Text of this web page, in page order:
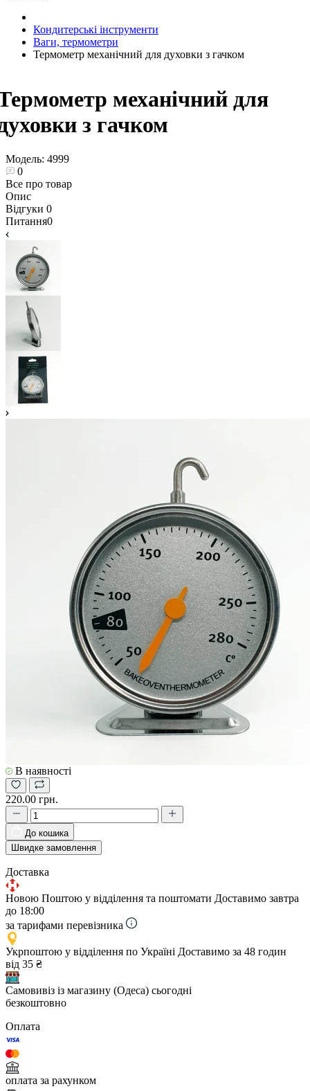
Кондитерські інструменти
Ваги, термометри
Термометр механічний для духовки з гачком
механічний для
з гачком
Модель: 4999
0
Все про товар
Опис
Відгуки 0
Питання0
В наявності
220.00 грн.
До кошика
Швидке замовлення
Доставка
Новою Поштою у відділення та поштомати Доставимо завтра
до 18:00
за тарифами перевізника
Укрпоштою у відділення по Україні Доставимо за 48 годин
від 35 ₴
Самовивіз із магазину (Одеса) сьогодні
безкоштовно
Оплата
оплата за рахунком